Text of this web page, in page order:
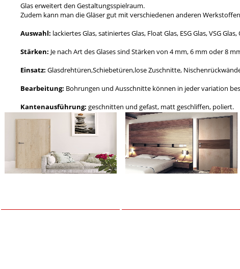
Glas erweitert den Gestaltungsspielraum.
Zudem kann man die Gläser gut mit verschiedenen anderen
Auswahl: lackiertes Glas, satiniertes Glas, Float Glas, ESG Glas, VSG
Stärken: Je nach Art des Glases sind Stärken von 4 mm, 6 mm oder 8
Einsatz: Glasdrehtüren,Schiebetüren,lose Zuschnitte,
Bearbeitung: Bohrungen und Ausschnitte können in jeder variation
Kantenausführung: geschnitten und gefast, matt geschliffen, poliert.